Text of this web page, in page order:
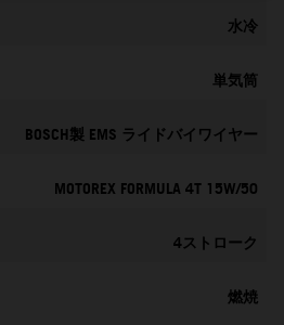
水冷
単気筒
BOSCH製 EMS ライドバイワイヤー
MOTOREX FORMULA 4T 15W/50
4ストローク
燃焼